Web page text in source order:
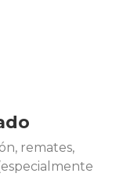
remates,